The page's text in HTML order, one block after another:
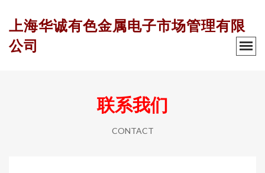
上海华诚有色金属电子市场管理有限
公司
联系我们
CONTACT